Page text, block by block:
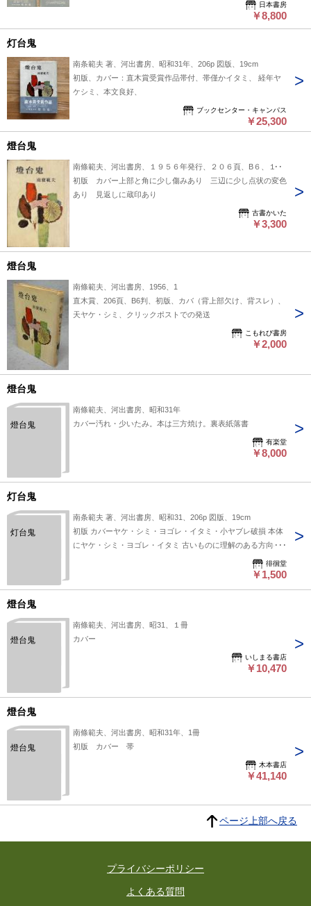
日本書房
￥8,800
灯台鬼
南条範夫 著、河出書房、昭和31年、206p 図版、19cm
初版、カバー：直木賞受賞作品帯付、帯僅かイタミ、 経年ヤ
ケシミ、本文良好、
ブックセンター・キャンパス
￥25,300
燈台鬼
南條範夫、河出書房、１９５６年発行、２０６頁、B６、１冊
初版 カバー上部と角に少し傷みあり 三辺に少し点状の変色
あり 見返しに蔵印あり
古書かいた
￥3,300
燈台鬼
南條範夫、河出書房、1956、1
直木賞、206頁、B6判、初版、カバ（背上部欠け、背スレ）、
天ヤケ・シミ、クリックポストでの発送
こもれび書房
￥2,000
燈台鬼
燈台鬼
南條範夫、河出書房、昭和31年
カバー汚れ・少いたみ。本は三方焼け。裏表紙落書
有楽堂
￥8,000
灯台鬼
灯台鬼
南条範夫 著、河出書房、昭和31、206p 図版、19cm
初版 カバーヤケ・シミ・ヨゴレ・イタミ・小ヤブレ破損 本体
にヤケ・シミ・ヨゴレ・イタミ 古いものに理解のある方向け
徘徊堂
￥1,500
燈台鬼
燈台鬼
南條範夫、河出書房、昭31、１冊
カバー
いしまる書店
￥10,470
燈台鬼
燈台鬼
南條範夫、河出書房、昭和31年、1冊
初版 カバー 帯
木本書店
￥41,140
ページ上部へ戻る
プライバシーポリシー
よくある質問